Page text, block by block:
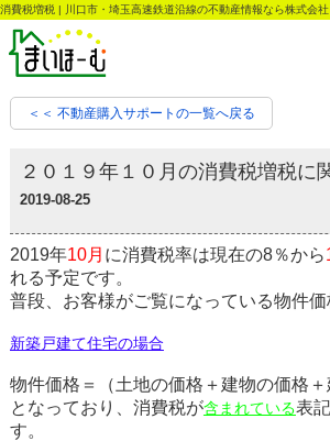
消費税増税 | 川口市・埼玉高速鉄道沿線の不動産情報なら株式会
＜＜ 不動産購入サポートの一覧へ戻る
２０１９年１０月の消費税増税に
2019-08-25
2019年10月 に消費税率は現在の8％から
れる予定です。
普段、お客様がご覧になっている物件価
新築戸建て住宅の場合
物件価格＝（土地の価格＋建物の価格＋
となっており、消費税が含まれている表
す。